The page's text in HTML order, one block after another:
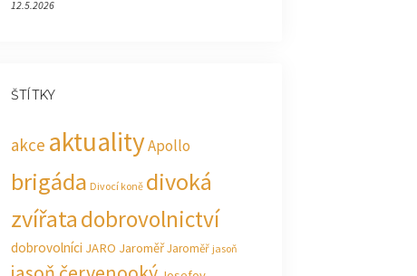
12.5.2026
ŠTÍTKY
akce aktualityApollo
brigáda Divocí koně divoká
zvířatadobrovolnictví
dobrovolníci JARO JaroměřJaroměř jasoň